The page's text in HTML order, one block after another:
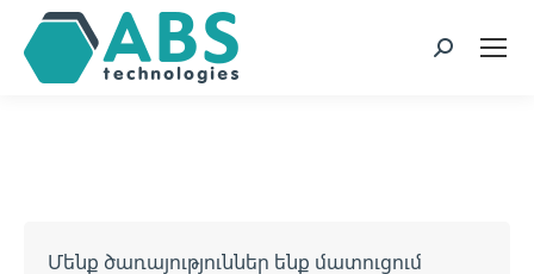
page
opens
in
page
opens
in
page
opens
in
page
opens
in
Որոնում
Մենք ծառայություններ ենք մատուցում